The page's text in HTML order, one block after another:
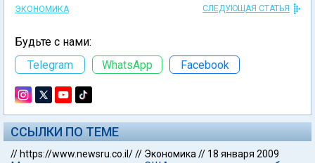
ЭКОНОМИКА СЛЕДУЮЩАЯ СТАТЬЯ
Будьте с нами:
Telegram
WhatsApp Facebook
ССЫЛКИ ПО ТЕМЕ
// https://www.newsru.co.il/// Экономика // 18 января 2009